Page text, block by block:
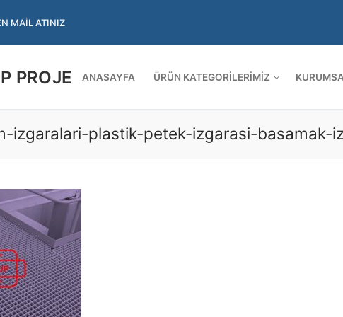
MAIL ATINIZ
PROJE ANASAYFA ÜRÜN KATEGORILERIMIZ
izgaralari-plastik-petek-izgarasi-basamak-